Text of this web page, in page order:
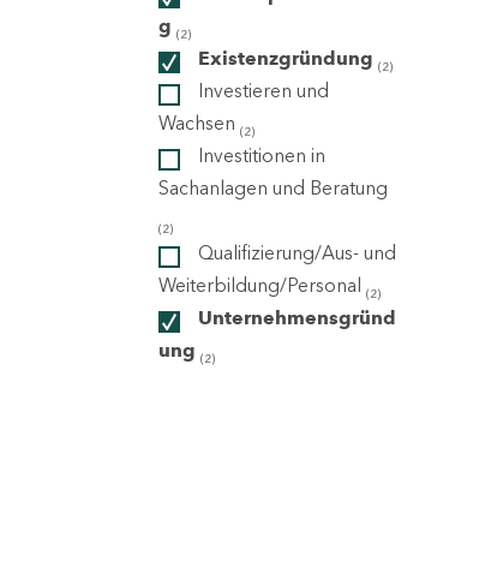
g (2)
Existenzgründung (2)
Investieren und
Wachsen (2)
Investitionen in
Sachanlagen und Beratung
(2)
Qualifizierung/Aus- und
Weiterbildung/Personal (2)
Unternehmensgründ
ung (2)